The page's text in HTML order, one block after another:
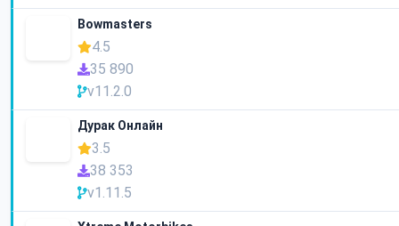
Bowmasters
4.5
35 890
v11.2.0
Дурак Онлайн
3.5
38 353
v1.11.5